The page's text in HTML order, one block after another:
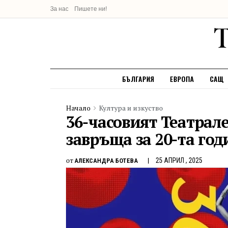
За нас Пишете ни!
БЪЛГАРИЯ ЕВРОПА САЩ
Начало Култура и изкуство
36-часовият
завръща за 20-та
от АЛЕКСАНДРА БОТЕВА 25 АПРИЛ , 2025